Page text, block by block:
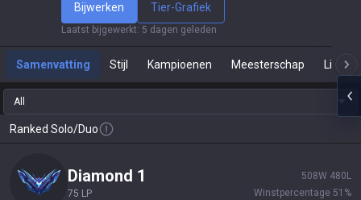
Bijwerken Tier-Grafiek
Laatst bijgewerkt: 5 dagen geleden
Samenvatting Stijl Kampioenen Meesterschap Live
All
Ranked Solo/Duo
diamond 1
75 LP
508W 480 L
Winstpercentage 51 %